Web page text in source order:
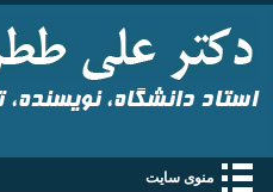
استاد دانشگاه،
منوی سایت